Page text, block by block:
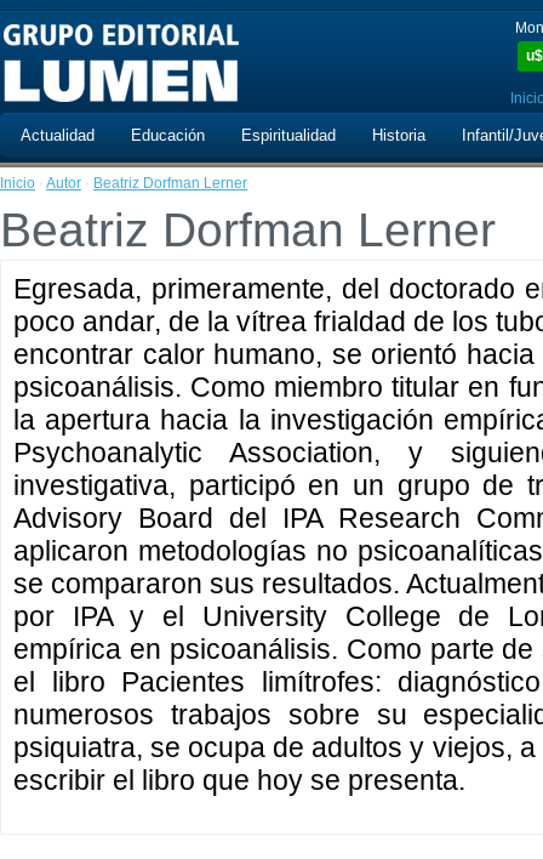
u$
Actualidad Educación Espiritualidad Historia Infantil/
Inicio · Autor · Beatriz Dorfman Lerner
Beatriz Dorfman Lerner
Egresada, primeramente, del doctorado
poco andar, de la vítrea frialdad de los
encontrar calor humano, se orientó
psicoanálisis. Como miembro titular en
la apertura hacia la investigación
Psychoanalytic Association, y
investigativa, participó en un grupo de
Advisory Board del IPA Research
aplicaron metodologías no
se compararon sus resultados.
por IPA y el University College de
empírica en psicoanálisis. Como parte
el libro Pacientes limítrofes:
numerosos trabajos sobre su
psiquiatra, se ocupa de adultos y viejos,
escribir el libro que hoy se presenta.